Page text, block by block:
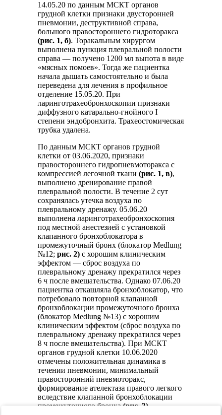
14.05.20 по данным МСКТ органов
грудной клетки признаки двусторонней
пневмонии, деструктивной справа,
большого правостороннего гидроторакса
(рис. 1, б). Торакальным хирургом
выполнена пункция плевральной полости
справа — получено 1200 мл выпота в виде
«мясных помоев». Тогда же пациентка
начала дышать самостоятельно и была
переведена для лечения в профильное
отделение 15.05.20. При
ларинготрахеобронхоскопии признаки
диффузного катарально-гнойного I
степени эндобронхита. Трахеостомическая
трубка удалена.
По данным МСКТ органов грудной
клетки от 03.06.2020, признаки
правостороннего гидропневмоторакса с
компрессией легочной ткани(рис. 1, в),
выполнено дренирование правой
плевральной полости. В течение 2 сут
сохранялась утечка воздуха по
плевральному дренажу. 05.06.20
выполнена ларинготрахеобронхоскопия
под местной анестезией с установкой
клапанного бронхоблокатора в
промежуточный бронх (блокатор Medlung
№12;рис. 2) с хорошим клиническим
эффектом — сброс воздуха по
плевральному дренажу прекратился через
6 ч после вмешательства. Однако 07.06.20
пациентка откашляла бронхоблокатор, что
потребовало повторной клапанной
бронхоблокации промежуточного бронха
(блокатор Medlung №13) с хорошим
клиническим эффектом (сброс воздуха по
плевральному дренажу прекратился через
8 ч после вмешательства). При МСКТ
органов грудной клетки 10.06.2020
отмечены положительная динамика в
течении пневмонии, минимальный
правосторонний пневмоторакс,
формирование ателектаза правого легкого
вследствие клапанной бронхоблокации
промежуточного бронха(рис. 3)